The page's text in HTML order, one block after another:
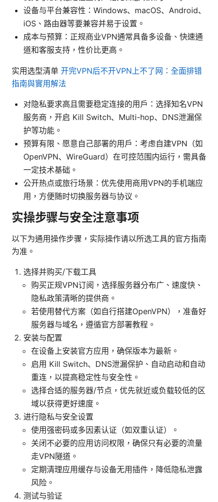
设备与平台兼容性：Windows、macOS、Android、
iOS、路由器等要兼容并易于设置。
成本与预算：正规商业VPN通常具备多设备、快速通
道和客服支持，性价比更高。
实用选型清单 开完VPN后不开VPN上不了网：全面排错
指南與實用解法
对隐私要求高且需要稳定连接的用户：选择知名VPN
服务商，开启 Kill Switch、Multi-hop、DNS泄漏保
护等功能。
预算有限、愿意自己部署的用户：考虑自建VPN（如
OpenVPN、WireGuard）在可控范围内运行，需具备
一定技术基础。
公开热点或旅行场景：优先使用商用VPN的手机端应
用，方便随时切换服务器与协议。
实操步骤与安全注意事项
以下为通用操作步骤，实际操作请以所选工具的官方指南
为准。
选择并购买/下载工具
购买正规VPN订阅，选择服务器分布广、速度快、
隐私政策清晰的提供商。
若使用替代方案（如自行搭建OpenVPN），准备好
服务器与域名，遵循官方部署教程。
安装与配置
在设备上安装官方应用，确保版本为最新。
启用 Kill Switch、DNS泄漏保护、自动启动和自动
重连，以提高稳定性与安全性。
选择合适的服务器/节点，优先就近或负载较低的区
域以获得更好速度。
进行隐私与安全设置
使用强密码或多因素认证（如双重认证）。
关闭不必要的应用访问权限，确保只有必要的流量
走VPN隧道。
定期清理应用缓存与设备无用插件，降低隐私泄露
风险。
测试与验证